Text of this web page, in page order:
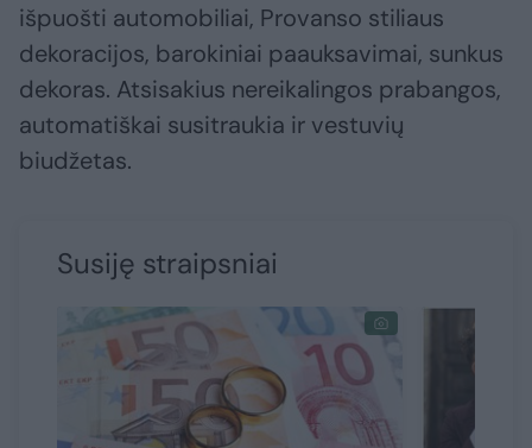
išpuošti automobiliai, Provanso stiliaus
dekoracijos, barokiniai paauksavimai, sunkus
dekoras. Atsisakius nereikalingos prabangos,
automatiškai susitraukia ir vestuvių
biudžetas.
Susiję straipsniai